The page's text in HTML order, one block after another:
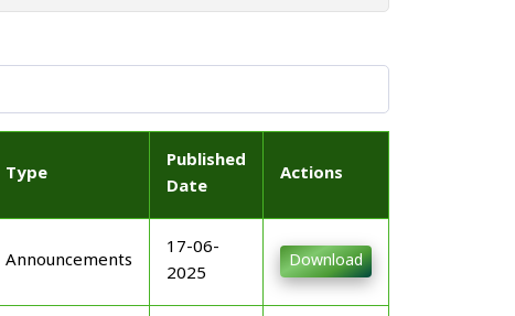
Type
Published
Date
Actions
Announcements
17-06-
2025
Download